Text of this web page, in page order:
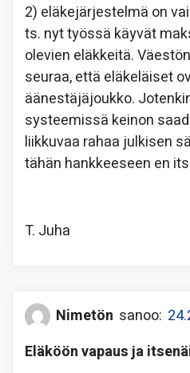
2) eläkejärjestelmä on
ts. nyt työssä käyvät
olevien eläkkeitä.
seuraa, että eläkeläiset
äänestäjäjoukko.
systeemissä keinon
liikkuvaa rahaa julkisen
tähän hankkeeseen en
T. Juha
Nimetön sanoo:
Eläköön vapaus ja